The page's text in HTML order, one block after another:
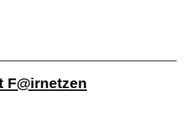
F@irnetzen